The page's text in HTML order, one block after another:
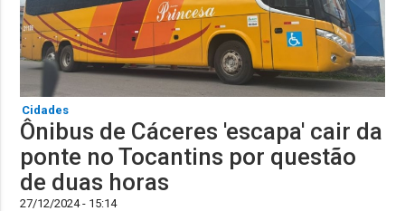
Cidades
Ônibus de Cáceres 'escapa' cair da
ponte no Tocantins por questão
de duas horas
27/12/2024 - 15:14